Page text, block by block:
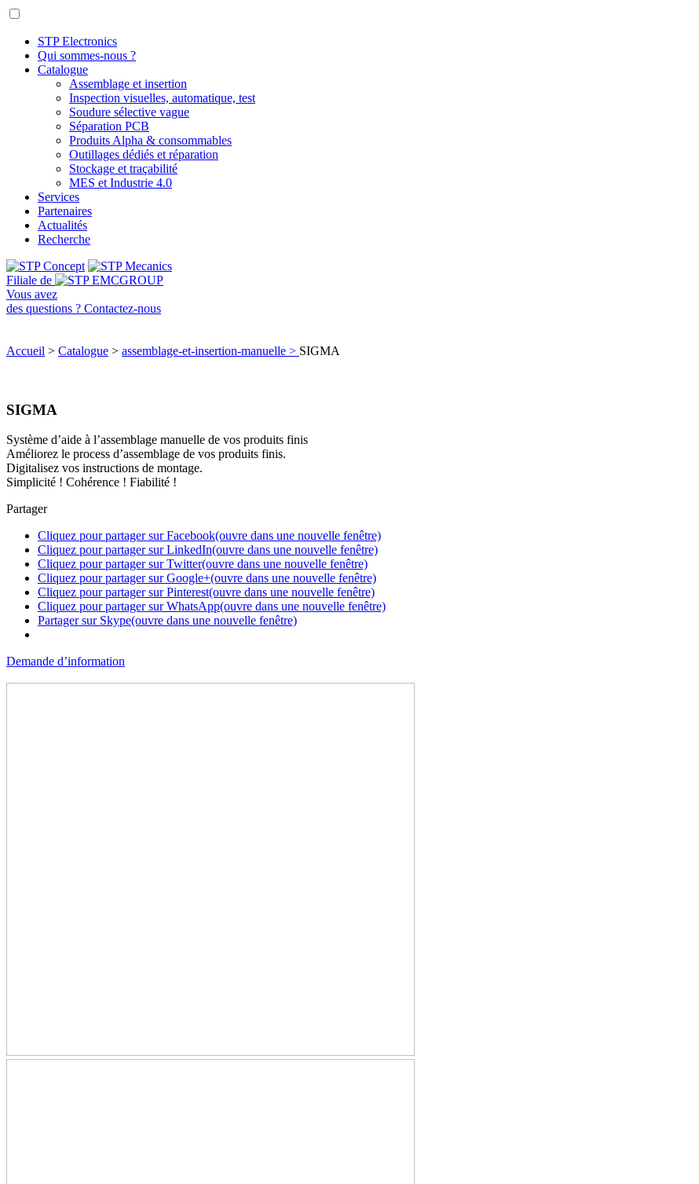
STP Electronics
Qui sommes-nous ?
Catalogue
Assemblage et insertion
Inspection visuelles, automatique, test
Soudure sélective vague
Séparation PCB
Produits Alpha & consommables
Outillages dédiés et réparation
Stockage et traçabilité
MES et Industrie 4.0
Services
Partenaires
Actualités
Recherche
Filiale de
Vous avez
des questions ? Contactez-nous
Accueil > Catalogue > assemblage-et-insertion-manuelle > SIGMA
SIGMA
Système d’aide à l’assemblage manuelle de vos produits finis
Améliorez le process d’assemblage de vos produits finis.
Digitalisez vos instructions de montage.
Simplicité ! Cohérence ! Fiabilité !
Partager
Cliquez pour partager sur Facebook(ouvre dans une nouvelle fenêtre)
Cliquez pour partager sur LinkedIn(ouvre dans une nouvelle fenêtre)
Cliquez pour partager sur Twitter(ouvre dans une nouvelle fenêtre)
Cliquez pour partager sur Google+(ouvre dans une nouvelle fenêtre)
Cliquez pour partager sur Pinterest(ouvre dans une nouvelle fenêtre)
Cliquez pour partager sur WhatsApp(ouvre dans une nouvelle fenêtre)
Partager sur Skype(ouvre dans une nouvelle fenêtre)
Demande d’information